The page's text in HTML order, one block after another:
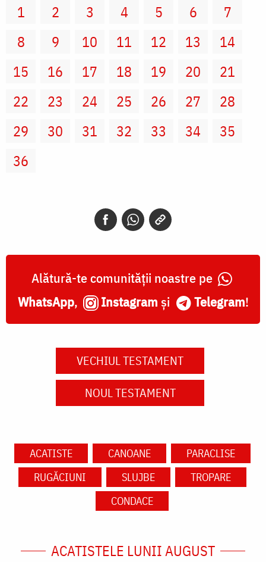
1 2 3 4 5 6
7
8
9 10 11 12 13
14
15
16 17 18 19 20
21
22
23 24 25 26 27
28
29
30 31 32 33 34
35
36
Alătură-te comunității noastre pe
WhatsApp, Instagram și Telegram!
VECHIUL TESTAMENT
NOUL TESTAMENT
ACATISTE CANOANE
PARACLISE
RUGĂCIUNI
SLUJBE
TROPARE
CONDACE
ACATISTELE LUNII AUGUST